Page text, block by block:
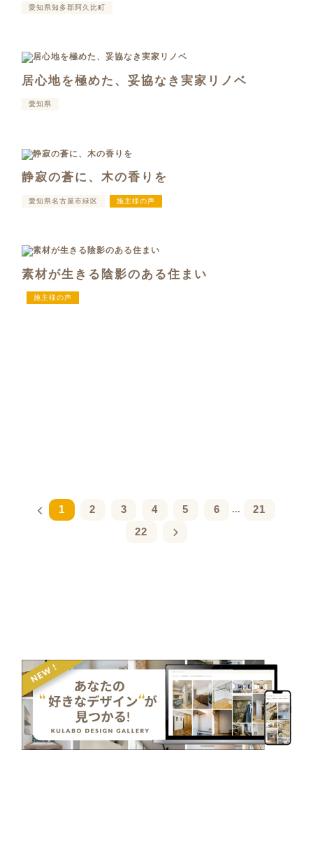
愛知県知多郡阿久比町
居心地を極めた、妥協なき実家リノベ
愛知県
静寂の蒼に、木の香りを
愛知県名古屋市緑区 施主様の声
素材が生きる陰影のある住まい
施主様の声
1 2 3 4 5 6 ...
21
22